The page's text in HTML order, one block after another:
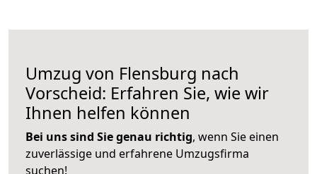
Umzug von Flensburg nach
Vorscheid: Erfahren Sie, wie wir
Ihnen helfen können
Bei uns sind Sie genau richtig, wenn Sie einen
zuverlässige und erfahrene Umzugsfirma
suchen!